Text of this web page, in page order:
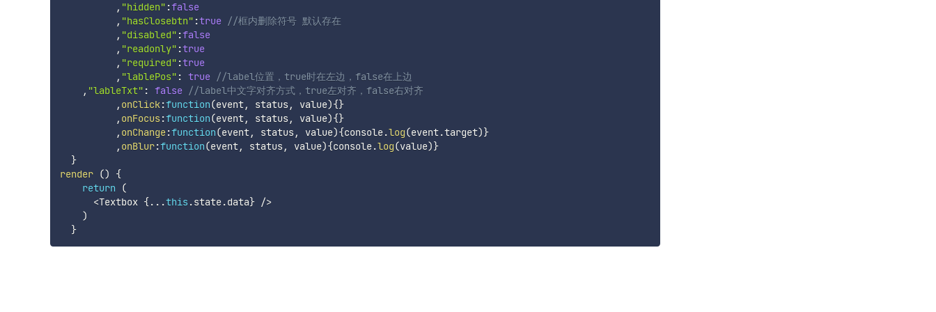
, "hidden" :false
, "hasClosebtn" :true //框内删除符号 默认存在
, "disabled" :false
, "readonly" :true
, "required" :true
, "lablePos" : true //label位置，true时在左边，false在上边
, "lableTxt" : false //label中文字对齐方式，true左对齐，false右对齐
, onClick:function(event, status, value){}
, onFocus:function(event, status, value){}
, onChange:function(event, status, value){console.log(event.target)}
, onBlur:function(event, status, value){console.log(value)}
}
render ()
{
return
(
<Textbox {...this .state.data} />
)
}